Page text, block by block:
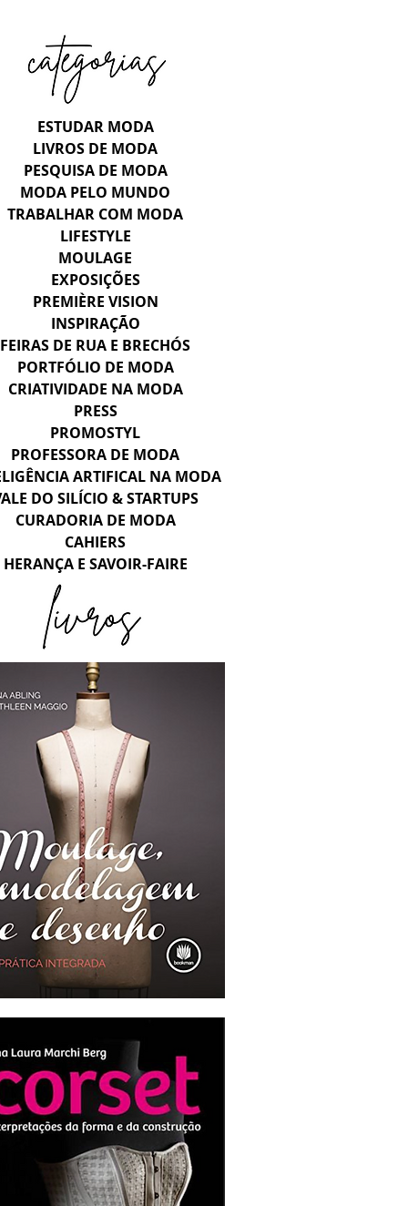
ESTUDAR MODA
LIVROS DE MODA
PESQUISA DE MODA
MODA PELO MUNDO
TRABALHAR COM MODA
LIFESTYLE
MOULAGE
EXPOSIÇÕES
PREMIÈRE VISION
INSPIRAÇÃO
FEIRAS DE RUA E BRECHÓS
PORTFÓLIO DE MODA
CRIATIVIDADE NA MODA
PRESS
PROMOSTYL
PROFESSORA DE MODA
ARTIFICAL NA MODA
DO SILÍCIO & STARTUPS
CURADORIA DE MODA
CAHIERS
HERANÇA E SAVOIR-FAIRE